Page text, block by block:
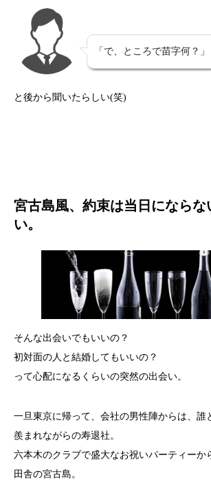
「で、ところで苗字何？」
と後から聞いたらしい(笑)
宮古島風、約束は当日にならな
い。
そんな出会いでもいいの？
初対面の人と結婚してもいいの？
って心配になるくらいの突然の出会い。
一旦東京に帰って、会社の男性陣からは、誰
羨まれながらの寿退社。
六本木のクラブで盛大なお祝いパーティーか
田舎の宮古島。